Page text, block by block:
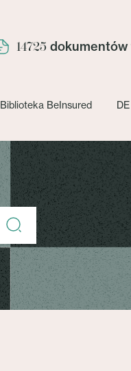
14725 dokumentów
Biblioteka BeInsured DE